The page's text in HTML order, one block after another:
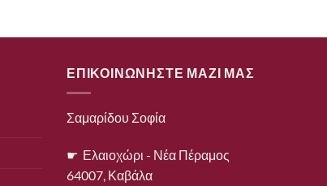
ΕΠΙΚΟΙΝΩΝΗΣΤΕ ΜΑΖΙ ΜΑΣ
Σαμαρίδου Σοφία
☛ Ελαιοχώρι - Νέα Πέραμος
64007, Καβάλα